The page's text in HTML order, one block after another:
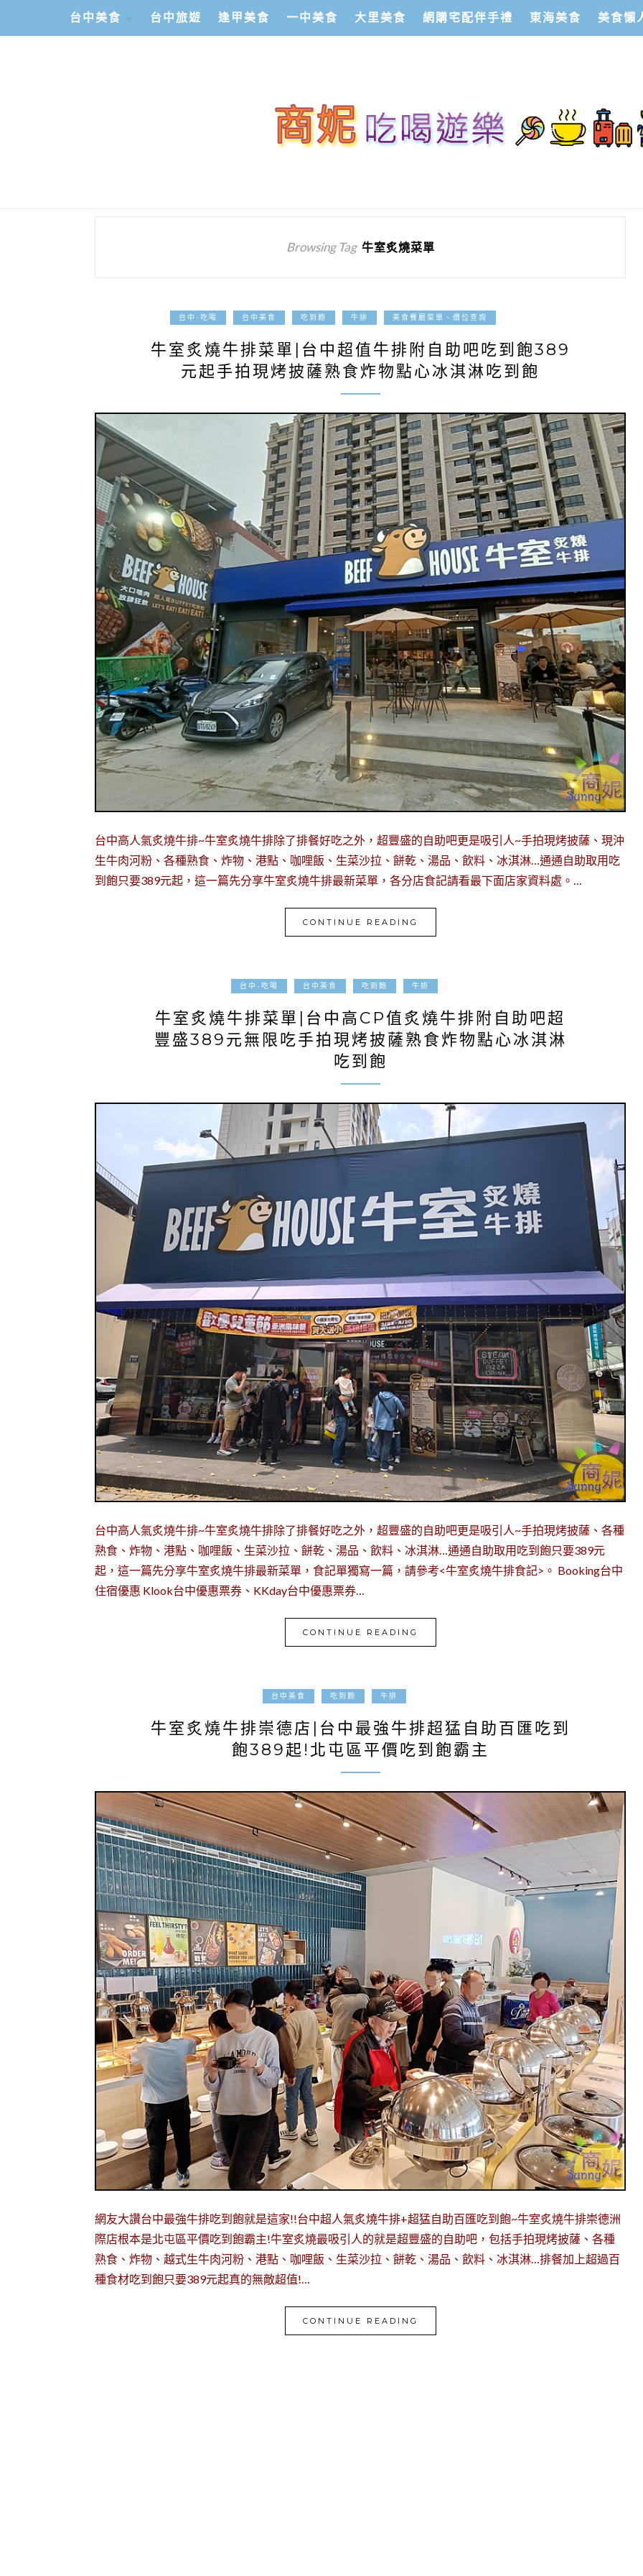
台中美食 台中旅遊 逢甲美食 一中美食 大里美食 網購宅配伴手禮 東海美食 美食懶
Browsing Tag 牛室炙燒菜單
台中-吃喝 台中美食 吃到飽 牛排 美食餐廳菜單、價位查詢
牛室炙燒牛排菜單|台中超值牛排附自助吧吃到飽389
元起手拍現烤披薩熟食炸物點心冰淇淋吃到飽
台中高人氣炙燒牛排~牛室炙燒牛排除了排餐好吃之外，超豐盛的自助吧更是吸引人~手拍現烤披薩、現沖
生牛肉河粉、各種熟食、炸物、港點、咖哩飯、生菜沙拉、餅乾、湯品、飲料、冰淇淋…通通自助取用吃
到飽只要389元起，這一篇先分享牛室炙燒牛排最新菜單，各分店食記請看最下面店家資料處。…
CONTINUE READING
台中-吃喝 台中美食 吃到飽 牛排
牛室炙燒牛排菜單|台中高CP值炙燒牛排附自助吧超
豐盛389元無限吃手拍現烤披薩熟食炸物點心冰淇淋
吃到飽
台中高人氣炙燒牛排~牛室炙燒牛排除了排餐好吃之外，超豐盛的自助吧更是吸引人~手拍現烤披薩、各種
熟食、炸物、港點、咖哩飯、生菜沙拉、餅乾、湯品、飲料、冰淇淋…通通自助取用吃到飽只要389元
起，這一篇先分享牛室炙燒牛排最新菜單，食記單獨寫一篇，請參考<牛室炙燒牛排食記>。 Booking台中
住宿優惠 Klook台中優惠票券、KKday台中優惠票券…
CONTINUE READING
台中美食 吃到飽 牛排
牛室炙燒牛排崇德店|台中最強牛排超猛自助百匯吃到
飽389起!北屯區平價吃到飽霸主
網友大讚台中最強牛排吃到飽就是這家!!台中超人氣炙燒牛排+超猛自助百匯吃到飽~牛室炙燒牛排崇德洲
際店根本是北屯區平價吃到飽霸主!牛室炙燒最吸引人的就是超豐盛的自助吧，包括手拍現烤披薩、各種
熟食、炸物、越式生牛肉河粉、港點、咖哩飯、生菜沙拉、餅乾、湯品、飲料、冰淇淋…排餐加上超過百
種食材吃到飽只要389元起真的無敵超值!…
CONTINUE READING